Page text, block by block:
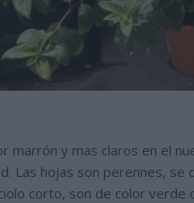
marrón y mas claros en el
Las hojas son perennes,
corto, son de color verde